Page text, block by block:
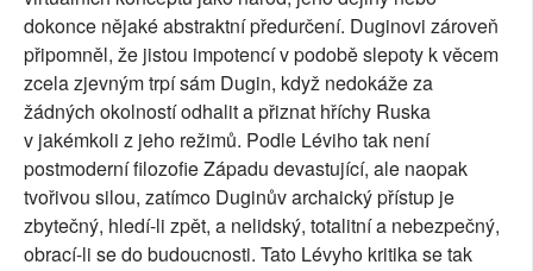
dokonce nějaké abstraktní předurčení. Duginovi zároveň
připomněl, že jistou impotencí v podobě slepoty k věcem
zcela zjevným trpí sám Dugin, když nedokáže za
žádných okolností odhalit a přiznat hříchy Ruska
v jakémkoli z jeho režimů. Podle Léviho tak není
postmoderní filozofie Západu devastující, ale naopak
tvořivou silou, zatímco Duginův archaický přístup je
zbytečný, hledí-li zpět, a nelidský, totalitní a nebezpečný,
obrací-li se do budoucnosti. Tato Lévyho kritika se tak